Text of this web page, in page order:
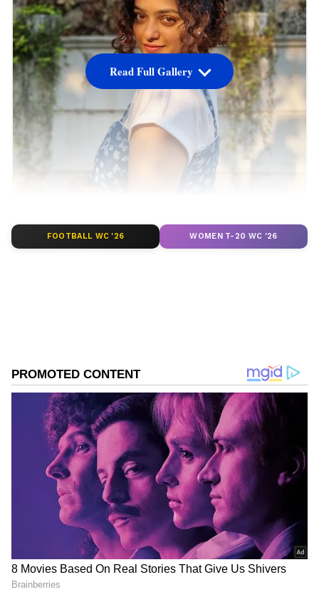
தியேட்டர்ஸ் மற்றும் பாப்டர் மீடியா
நிறுவனங்கள் தயாரிக்கும் புதிய படத்தில்
நித்யா மேனன் நடிக்கிறார். இந்த படம்
ரொமான்ஸ் காமெடி கலந்த ஃபேண்டஸி
கதையம்சம் கொண்டிருக்கிறது.
ஏசியாநெட் தமிழ்-ஐ உங்கள் முதன்மைத்
தேர்வாக்குங்கள்
Read Full Gallery
FOOTBALL WC '26 WOMEN T-20 WC '26